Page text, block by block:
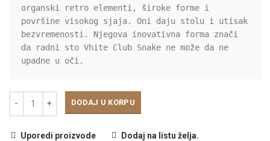
organski retro elementi, široke forme i
površine visokog sjaja. Oni daju stolu i utisak
bezvremenosti. Njegova inovativna forma znači
da radni sto Vhite Club Snake ne može da ne
upadne u oči.
DODAJ U KORPU
Uporedi proizvode Dodaj na listu želja.